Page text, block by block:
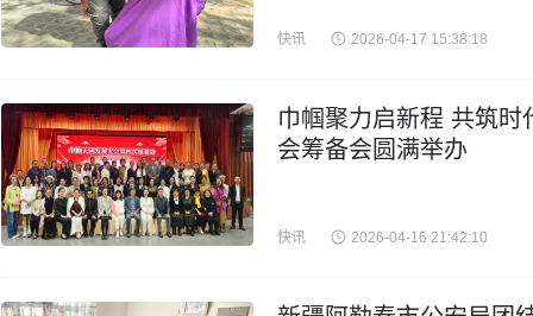
快讯 2026-04-17 15:38:18
巾帼聚力启新程 共筑
会筹备会圆满举办
快讯 2026-04-16 21:42:10